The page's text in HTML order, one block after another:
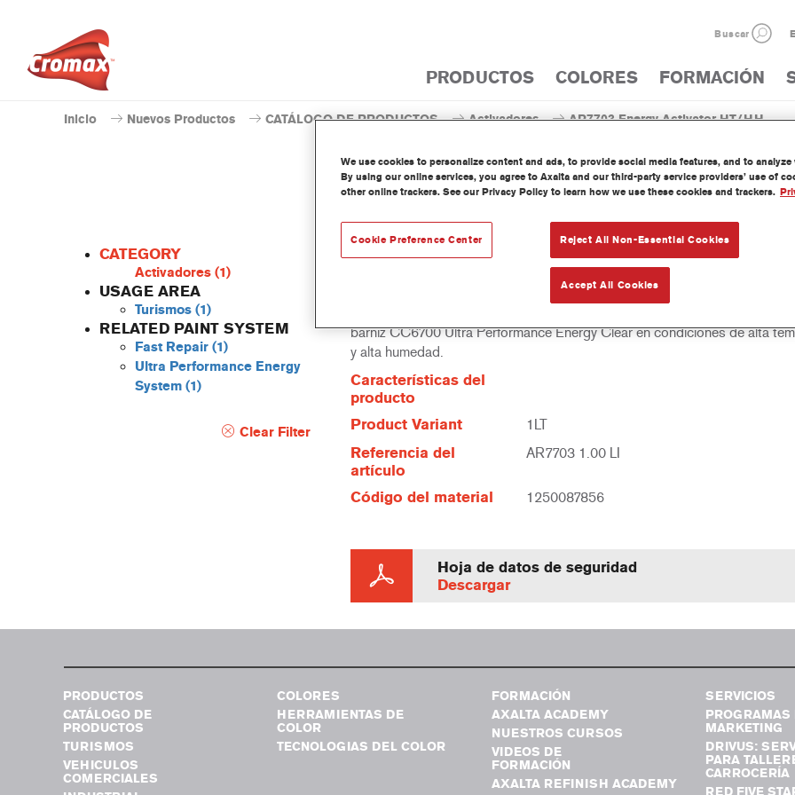
Buscar
PRODUCTOS COLORES FORMACIÓN
Inicio Nuevos Productos CATÁLOGO DE PRODUCTOS Activadores AR7703 Energy Activator HT/HH
CATEGORY
Activadores (1)
USAGE AREA
Turismos (1)
RELATED PAINT SYSTEM
Fast Repair (1)
Ultra Performance Energy
System (1)
Clear Filter
AR7703 Energy
barniz CC6700 Ultra Performance Energy Clear en condiciones de alta
y alta humedad.
Características del
producto
Product Variant
1LT
Referencia del
artículo
AR7703 1.00 LI
Código del material 1250087856
Hoja de datos de seguridad
Descargar
PRODUCTOS
CATÁLOGO DE
PRODUCTOS
TURISMOS
VEHICULOS
COMERCIALES
COLORES
HERRAMIENTAS DE
COLOR
TECNOLOGIAS DEL COLOR
FORMACIÓN
AXALTA ACADEMY
NUESTROS CURSOS
VIDEOS DE
FORMACIÓN
AXALTA REFINISH ACADEMY
SERVICIOS
PROGRAMAS
MARKETING
DRIVUS:
PARA
CARROCERÍA
We use cookies to personalize content and ads, to provide social media features, and to
By using our online services, you agree to Axalta and our third-party service providers’ use of
other online trackers. See our Privacy Policy to learn how we use these cookies and trackers.
Reject All Non-Essential Cookies
Accept All Cookies
Cookie Preference Center